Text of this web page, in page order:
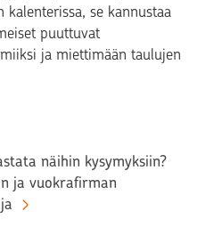
se kannustaa
puuttuvat
ja miettimään taulujen
näihin kysymyksiin?
ja vuokrafirman